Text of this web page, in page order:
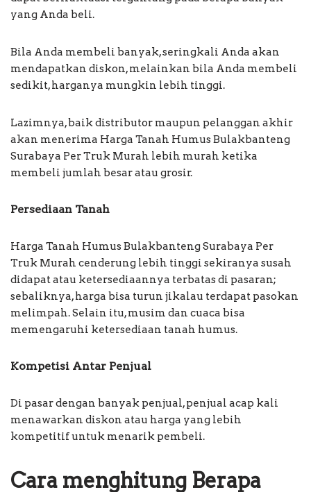
yang Anda beli.
Bila Anda membeli banyak, seringkali Anda akan
mendapatkan diskon, melainkan bila Anda membeli
sedikit, harganya mungkin lebih tinggi.
Lazimnya, baik distributor maupun pelanggan akhir
akan menerima Harga Tanah Humus Bulakbanteng
Surabaya Per Truk Murah lebih murah ketika
membeli jumlah besar atau grosir.
Persediaan Tanah
Harga Tanah Humus Bulakbanteng Surabaya Per
Truk Murah cenderung lebih tinggi sekiranya susah
didapat atau ketersediaannya terbatas di pasaran;
sebaliknya, harga bisa turun jikalau terdapat pasokan
melimpah. Selain itu, musim dan cuaca bisa
memengaruhi ketersediaan tanah humus.
Kompetisi Antar Penjual
Di pasar dengan banyak penjual, penjual acap kali
menawarkan diskon atau harga yang lebih
kompetitif untuk menarik pembeli.
Cara menghitung Berapa